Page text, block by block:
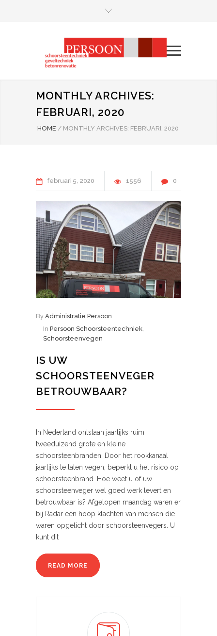
MONTHLY ARCHIVES:
FEBRUARI, 2020
HOME / MONTHLY ARCHIVES: FEBRUARI, 2020
februari 5 2020 1556 0
By Administratie Persoon
In Persoon Schoorsteentechniek,
Schoorsteenvegen
IS UW
SCHOORSTEENVEGER
BETROUWBAAR?
In Nederland ontstaan jaarlijks ruim
tweeduizend grote en kleine
schoorsteenbranden. Door het rookkanaal
jaarlijks te laten vegen, beperkt u het risico op
schoorsteenbrand. Hoe weet u of uw
schoorsteenveger wel goed werk levert en
betrouwbaar is? Afgelopen maandag waren er
bij Radar een hoop klachten van mensen die
waren opgelicht door schoorsteenvegers. U
kunt dit
READ MORE